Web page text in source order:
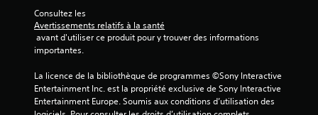
Consultez les
Avertissements relatifs à la santé
importantes.
La licence de la bibliothèque de programmes ©Sony Interactive
Entertainment Inc. est la propriété exclusive de Sony Interactive
Entertainment Europe. Soumis aux conditions d’utilisation des